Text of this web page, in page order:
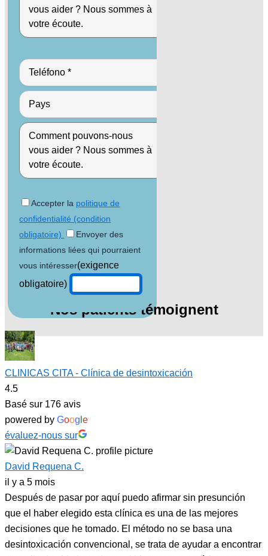
Accepter la politique de
confidentialité (condition
obligatoire)
Envoyer des
informations liées qui pourraient
vous intéresser(exigence
obligatoire)
Nos patients témoignent
CLINICAS CITA - Clínica de desintoxicación
4.5
Basé sur 176 avis
powered by Goog e
évaluez-nous sur
David Requena C.
il y a 5 mois
Después de pasar por aquí puedo afirmar sin presunción
que el haber elegido esta clínica es una de las mejores
decisiones que he tomado. El método no se basa una
desintoxicación convencional, se trata de ayudar a encontrar